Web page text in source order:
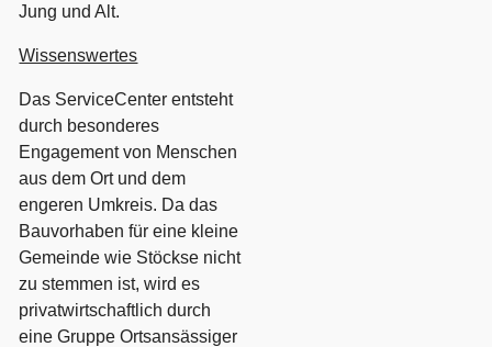
Jung und Alt.
Wissenswertes
Das ServiceCenter entsteht
durch besonderes
Engagement von Menschen
aus dem Ort und dem
engeren Umkreis. Da das
Bauvorhaben für eine kleine
Gemeinde wie Stöckse nicht
zu stemmen ist, wird es
privatwirtschaftlich durch
eine Gruppe Ortsansässiger